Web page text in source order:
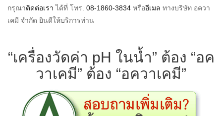
กรุณาติดต่อเรา ได้ที่ โทร. 08-1860-3834 หรืออีเมล ทางบริษัท อควา
เคมี จำกัด ยินดีให้บริการท่าน
“เครื่องวัดค่า pH ในน้ำ” ต้อง “อค
วาเคมี” ต้อง “อควาเคมี”